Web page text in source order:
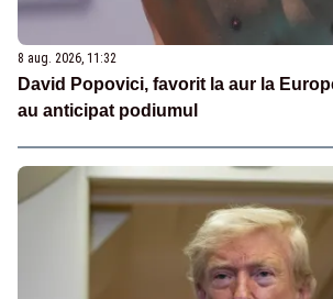
8 aug. 2026, 11:32
David Popovici, favorit la aur la
au anticipat podiumul